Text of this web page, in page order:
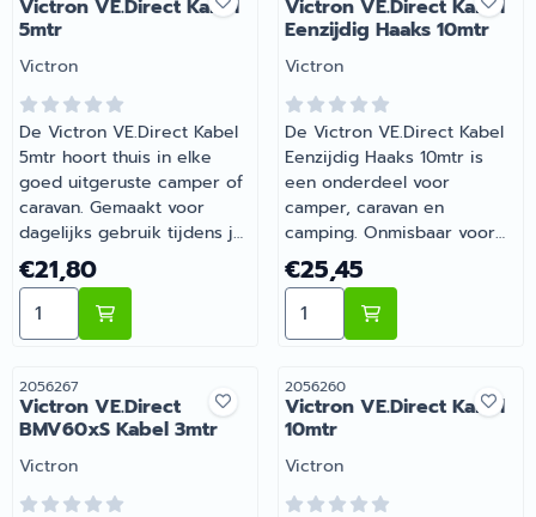
persoonlijk advies.
Victron VE.Direct Kabel
5mtr
Merk:
Victron
De Victron VE.Direct Kabel
5mtr hoort thuis in elke
goed uitgeruste camper of
caravan. Gemaakt voor
dagelijks gebruik tijdens je
vakanties en weekendtrips.
Heb je vragen over de
juiste keuze? Barsema
Recreatie denkt graag met
Prijs: 21,80
€21,80
Aantal kiezen voor Victron VE.Direct Kabel 5mtr
Victron VE.Direct Kabel
Eenzijdig Haaks 10mtr
Merk:
Victron
De Victron VE.Direct Kabel
Eenzijdig Haaks 10mtr is
een onderdeel voor
camper, caravan en
camping. Onmisbaar voor
wie comfortabel op pad
gaat met de camper of
caravan. Bij Barsema
Recreatie, specialist in
caravanonderdelen, vind je
het juiste artikel met
persoonlijk advies.
Prijs: 25,45
€25,45
Aantal kiezen voor
Artikelnummer
2056267
Victron VE.Direct
BMV60xS Kabel 3mtr
Merk:
Victron
Artikelnummer
2056260
Victron VE.Direct Kabel
10mtr
Merk:
Victron